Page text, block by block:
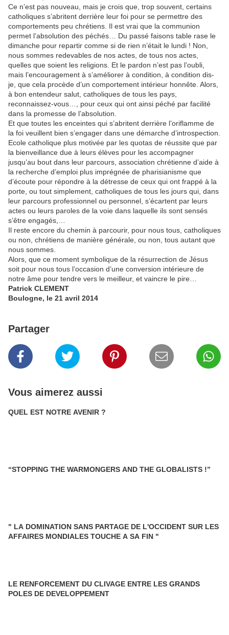
Ce n’est pas nouveau, mais je crois que, trop souvent, certains
catholiques s’abritent derrière leur foi pour se permettre des
comportements peu chrétiens. Il est vrai que la communion
permet l’absolution des péchés… Du passé faisons table rase le
dimanche pour repartir comme si de rien n’était le lundi ! Non,
nous sommes redevables de nos actes, de tous nos actes,
quelles que soient les religions. Et le pardon n’est pas l’oubli,
mais l’encouragement à s’améliorer à condition, à condition dis-
je, que cela procède d’un comportement intérieur honnête. Alors,
à bon entendeur salut, catholiques de tous les pays,
reconnaissez-vous…, pour ceux qui ont ainsi péché par facilité
dans la promesse de l’absolution.
Et que toutes les enceintes qui s’abritent derrière l’oriflamme de
la foi veuillent bien s’engager dans une démarche d’introspection.
Ecole catholique plus motivée par les quotas de réussite que par
la bienveillance due à leurs élèves pour les accompagner
jusqu’au bout dans leur parcours, association chrétienne d’aide à
la recherche d’emploi plus imprégnée de pharisianisme que
d’écoute pour répondre à la détresse de ceux qui ont frappé à la
porte, ou tout simplement, catholiques de tous les jours qui, dans
leur parcours professionnel ou personnel, s’écartent par leurs
actes ou leurs paroles de la voie dans laquelle ils sont sensés
s’être engagés,…
Il reste encore du chemin à parcourir, pour nous tous, catholiques
ou non, chrétiens de manière générale, ou non, tous autant que
nous sommes.
Alors, que ce moment symbolique de la résurrection de Jésus
soit pour nous tous l’occasion d’une conversion intérieure de
notre âme pour tendre vers le meilleur, et vaincre le pire…
Patrick CLEMENT
Boulogne, le 21 avril 2014
Partager
Vous aimerez aussi
QUEL EST NOTRE AVENIR ?
“STOPPING THE WARMONGERS AND THE GLOBALISTS !”
" LA DOMINATION SANS PARTAGE DE L'OCCIDENT SUR LES
AFFAIRES MONDIALES TOUCHE A SA FIN "
LE RENFORCEMENT DU CLIVAGE ENTRE LES GRANDS
POLES DE DEVELOPPEMENT